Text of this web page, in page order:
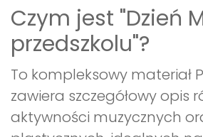
Czym jest "Dzień
przedszkolu"?
To kompleksowy materiał
zawiera szczegółowy opis
aktywności muzycznych